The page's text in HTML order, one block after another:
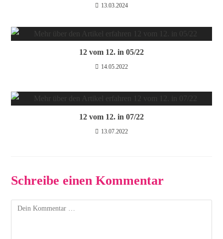
13.03.2024
12 vom 12. in 05/22
14.05.2022
12 vom 12. in 07/22
13.07.2022
Schreibe einen Kommentar